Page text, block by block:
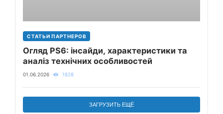
СТАТЬИ ПАРТНЕРОВ
Огляд PS6: інсайди, характеристики та
аналіз технічних особливостей
01.06.2026 1828
ЗАГРУЗИТЬ ЕЩЁ